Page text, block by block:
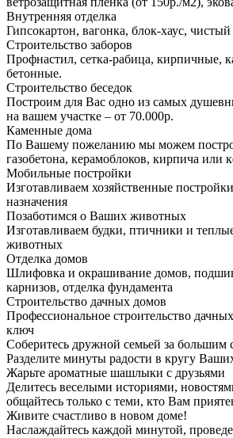
Внутренняя отделка
Гипсокартон, вагонка, блок-хаус,
Строительство заборов
Профнастил, сетка-рабица, кирпичные,
бетонные.
Строительство беседок
Построим для Вас одно из самых
на вашем участке – от 70.000р.
Каменные дома
По Вашему пожеланию мы можем
газобетона, керамоблоков, кирпича или
Мобильные постройки
Изготавливаем хозяйственные
назначения
Позаботимся о Ваших животных
Изготавливаем будки, птичники и
животных
Отделка домов
Шлифовка и окрашивание домов,
карнизов, отделка фундамента
Строительство дачных домов
Профессиональное строительство
ключ
Соберитесь дружной семьей за большим
Разделите минуты радости в кругу
Жарьте ароматные шашлыки с друзьями
Делитесь веселыми историями,
общайтесь только с теми, кто Вам
Живите счастливо в новом доме!
Наслаждайтесь каждой минутой,